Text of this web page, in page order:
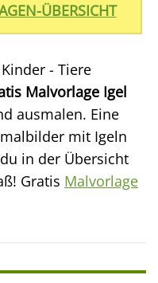
ÜBERSICHT
- Tiere
Malvorlage Igel
ausmalen. Eine
mit Igeln
in der Übersicht
Gratis Malvorlage